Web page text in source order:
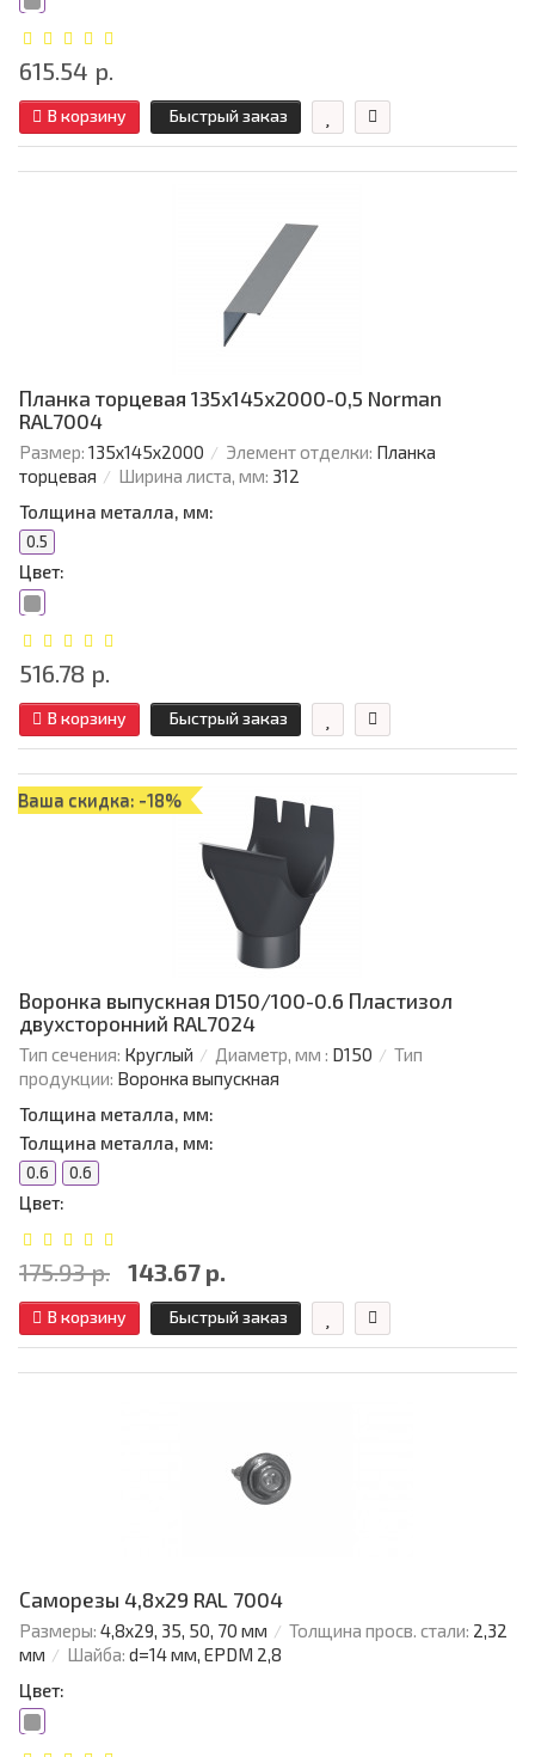
615.54 р.
В корзину Быстрый заказ
Планка торцевая 135х145х2000-0,5 Norman
RAL7004
Размер: 135х145х2000 Элемент отделки: Планка
торцевая
Ширина листа, мм: 312
Толщина металла, мм:
0.5
Цвет:
516.78 р.
В корзину Быстрый заказ
Ваша скидка: -18%
Воронка выпускная D150/100-0.6 Пластизол
двухсторонний RAL7024
Тип сечения: Круглый Диаметр, мм : D150
Тип
продукции: Воронка выпускная
Толщина металла, мм:
Толщина металла, мм:
0.6 0.6
Цвет:
175.93 р. 143.67 р.
В корзину Быстрый заказ
Саморезы 4,8х29 RAL 7004
Размеры: 4,8х29, 35, 50, 70 мм Толщина просв. стали: 2,32
мм
Шайба: d=14 мм, EPDM 2,8
Цвет: